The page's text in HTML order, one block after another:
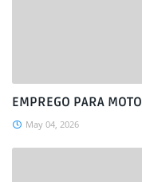
EMPREGO PARA
May 04, 2026